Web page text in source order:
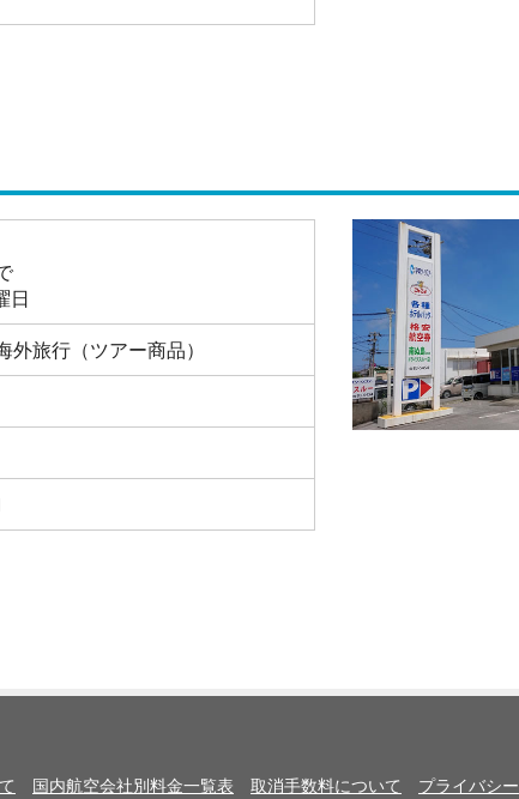
日
旅行（ツアー商品）
国内航空会社別料金一覧表 取消手数料について
プライバシー